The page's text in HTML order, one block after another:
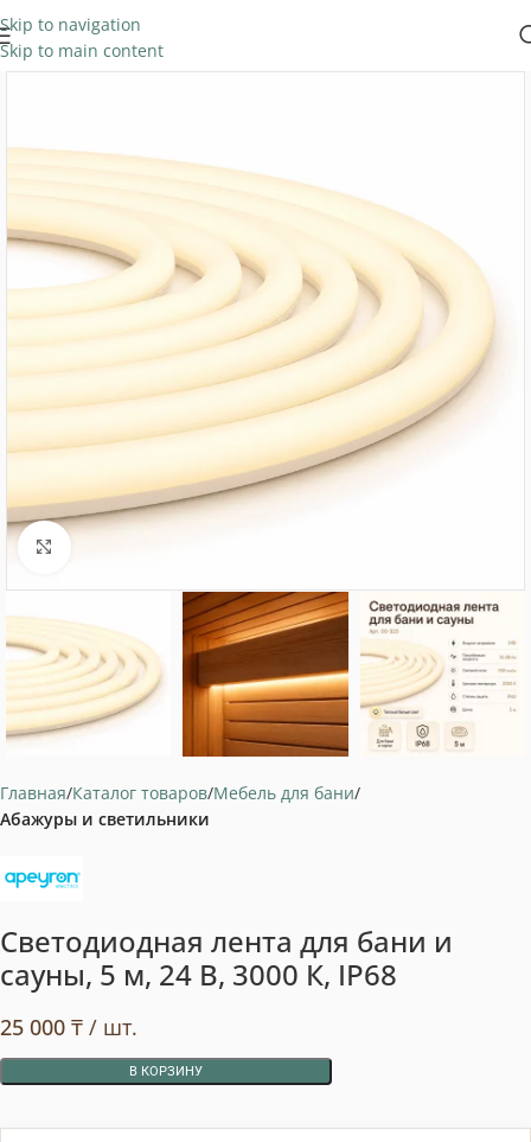
Skip to navigation
Skip to main content
Нажмите, чтобы увеличить
Главная Каталог товаров Мебель для бани
Абажуры и светильники
Светодиодная лента для бани и
сауны, 5 м, 24 В, 3000 К, IP68
25 000 ₸ / шт.
В КОРЗИНУ